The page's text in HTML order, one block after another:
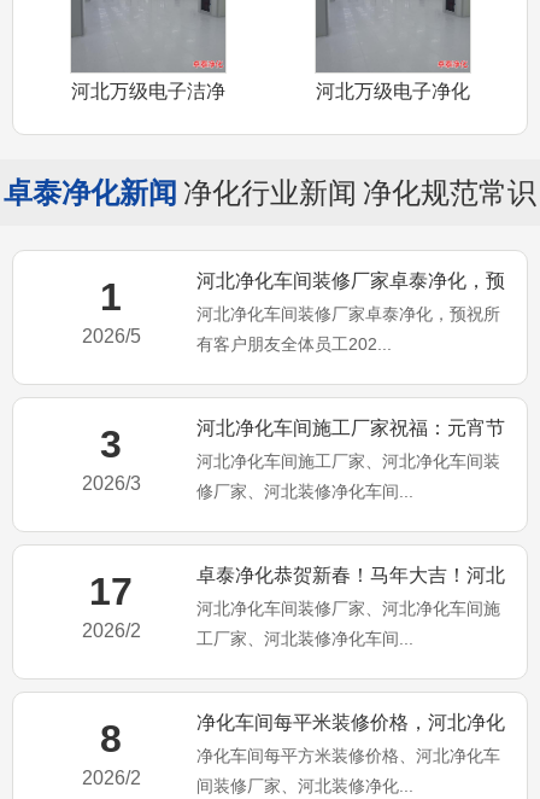
河北万级电子洁净
河北万级电子净化
卓泰净化新闻 净化行业新闻 净化规范常识
1
2026/5
河北净化车间装修厂家卓泰净化，预
祝所有客户朋友全体员工20
河北净化车间装修厂家卓泰净化，预祝所
有客户朋友全体员工202...
3
2026/3
河北净化车间施工厂家祝福：元宵节
快乐！马年大吉！
河北净化车间施工厂家、河北净化车间装
修厂家、河北装修净化车间...
17
2026/2
卓泰净化恭贺新春！马年大吉！河北
净化车间装修施工厂家
河北净化车间装修厂家、河北净化车间施
工厂家、河北装修净化车间...
8
2026/2
净化车间每平米装修价格，河北净化
车间装修施工厂家为你分享
净化车间每平方米装修价格、河北净化车
间装修厂家、河北装修净化...